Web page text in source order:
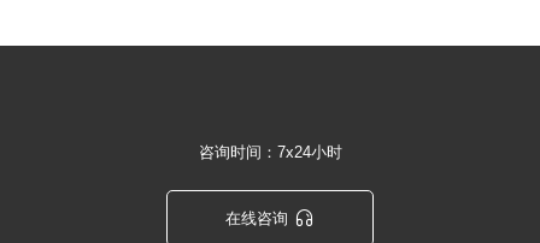
咨询时间：7x24小时
在线咨询 